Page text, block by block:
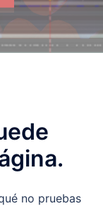
no pruebas